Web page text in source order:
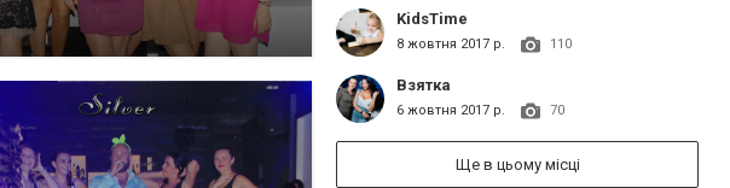
KidsTime
8 жовтня 2017 р. 110
Взятка
6 жовтня 2017 р. 70
Ще в цьому місці